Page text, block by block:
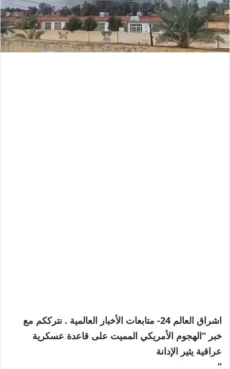
اشراق العالم 24- متابعات الأخبار العالمية . نترككم مع
خبر “الهجوم الأمريكي المميت على قاعدة عسكرية
عراقية يثير الإدانة
”